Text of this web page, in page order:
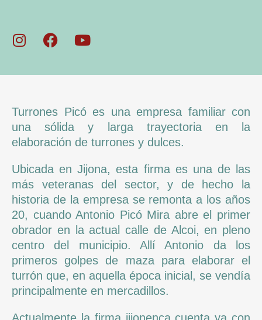
Turrones Picó es una empresa familiar con
una sólida y larga trayectoria en la
elaboración de turrones y dulces.
Ubicada en Jijona, esta firma es una de las
más veteranas del sector, y de hecho la
historia de la empresa se remonta a los años
20, cuando Antonio Picó Mira abre el primer
obrador en la actual calle de Alcoi, en pleno
centro del municipio. Allí Antonio da los
primeros golpes de maza para elaborar el
turrón que, en aquella época inicial, se vendía
principalmente en mercadillos.